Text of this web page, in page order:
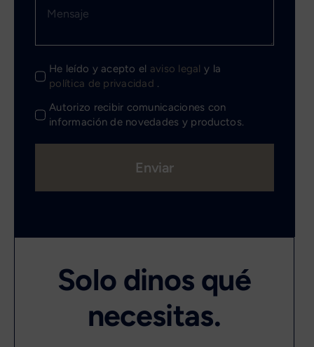
Solo dinos qué
necesitas.
He leído y acepto el aviso legal y la
política de privacidad .
Autorizo recibir comunicaciones con
información de novedades y productos.
Enviar